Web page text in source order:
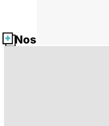
Nos fiches santé